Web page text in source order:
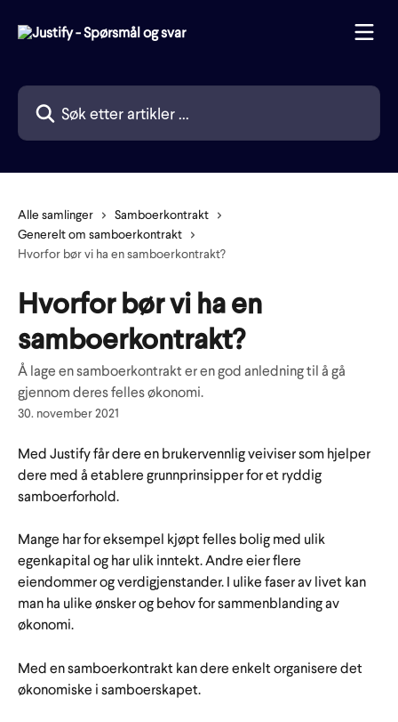
Søk etter artikler ...
Alle samlinger
Samboerkontrakt
Generelt om samboerkontrakt
Hvorfor bør vi ha en samboerkontrakt?
Hvorfor bør vi ha en
samboerkontrakt?
Å lage en samboerkontrakt er en god anledning til å gå
gjennom deres felles økonomi.
30. november 2021
Med Justify får dere en brukervennlig veiviser som hjelper
dere med å etablere grunnprinsipper for et ryddig
samboerforhold.
Mange har for eksempel kjøpt felles bolig med ulik
egenkapital og har ulik inntekt. Andre eier flere
eiendommer og verdigjenstander. I ulike faser av livet kan
man ha ulike ønsker og behov for sammenblanding av
økonomi.
Med en samboerkontrakt kan dere enkelt organisere det
økonomiske i samboerskapet.